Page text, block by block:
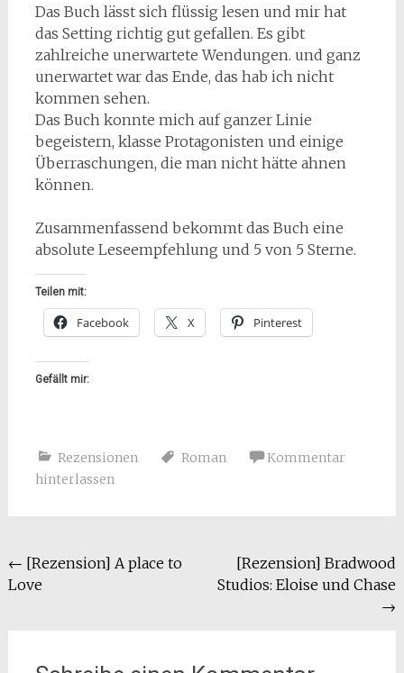
Das Buch lässt sich flüssig lesen und mir hat
das Setting richtig gut gefallen. Es gibt
zahlreiche unerwartete Wendungen. und ganz
unerwartet war das Ende, das hab ich nicht
kommen sehen.
Das Buch konnte mich auf ganzer Linie
begeistern, klasse Protagonisten und einige
Überraschungen, die man nicht hätte ahnen
können.
Zusammenfassend bekommt das Buch eine
absolute Leseempfehlung und 5 von 5 Sterne.
Teilen mit:
Facebook X Pinterest
Gefällt mir:
Rezensionen Roman
Kommentar
hinterlassen
Beitragsnavigation
← [Rezension] A place to
Love
[Rezension] Bradwood
Studios: Eloise und Chase
→